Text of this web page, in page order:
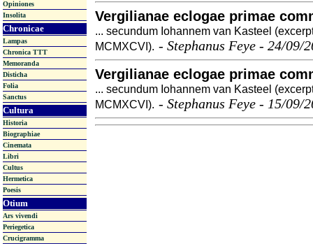
Opiniones
Insolita
Chronicae
Lampas
Chronica TTT
Memoranda
Disticha
Folia
Sanctus
Cultura
Historia
Biographiae
Cinemata
Libri
Cultus
Hermetica
Poesis
Otium
Ars vivendi
Periegetica
Crucigramma
Vergilianae eclogae primae
... secundum Iohannem van Kasteel
MCMXCVI). - Stephanus Feye - 24/09/
Vergilianae eclogae primae
... secundum Iohannem van Kasteel
MCMXCVI). - Stephanus Feye - 15/09/